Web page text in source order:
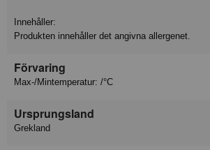
Innehåller:
Produkten innehåller det angivna allergenet.
Förvaring
Max-/Mintemperatur: /°C
Ursprungsland
Grekland